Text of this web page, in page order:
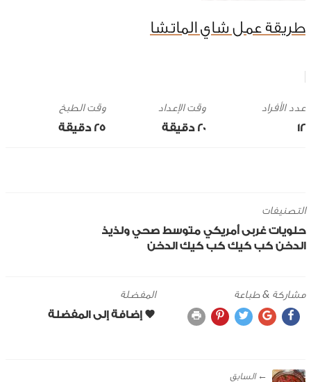
طريقة عمل شاي الماتشا
12
وقت الإعداد
20 ‎دقيقة
وقت الطبخ
25 ‎دقيقة
التصنيفات
حلويات غربى أمريكي متوسط صحي ولذيذ
الدخن كب كيك كب كيك الدخن
مشاركة & طباعة المفضلة
← ‎السابق